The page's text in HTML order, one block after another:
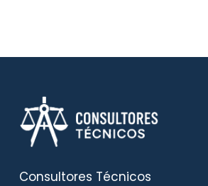
Consultores Técnicos